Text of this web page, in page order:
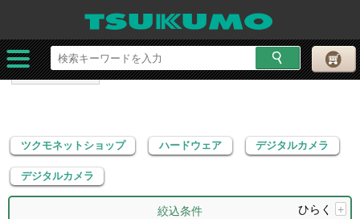
ツクモネットショップ ハードウェア
デジタルカメラ
デジタルカメラ
ツクモネットショップ ハードウェア デジタルカメラ
デジタルカメラ
絞込条件 ひらく +